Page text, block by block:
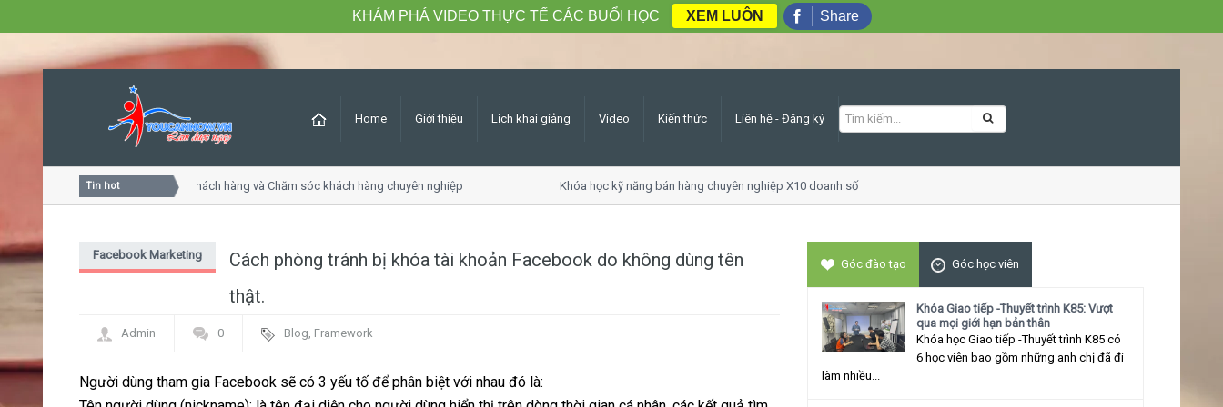
Home Giới thiệu Lịch khai giảng Video Kiến thức Liên hệ - Đăng ký
Tin hot
Khóa học Tư duy dịch vụ khách hàng và Chăm sóc khách hàng chuyên nghiệp Khóa học kỹ năng bán hàng chuyên nghiệp X10 doanh số
Cách phòng tránh bị khóa tài khoản Facebook do không dùng tên
thật.
Facebook Marketing
Admin 0 Blog, Framework
Người dùng tham gia Facebook sẽ có 3 yếu tố để phân biệt với nhau đó là:
Góc đào tạo Góc học viên
Khóa Giao tiếp -Thuyết trình K85: Vượt
qua mọi giới hạn bản thân
Khóa học Giao tiếp -Thuyết trình K85 có
6 học viên bao gồm những anh chị đã đi
làm nhiều...
KHÁM PHÁ VIDEO THỰC TẾ CÁC BUỔI HỌC XEM LUÔN Share